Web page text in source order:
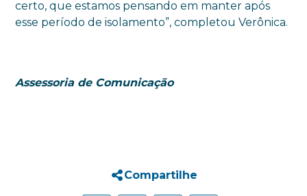
certo, que estamos pensando em manter após
esse período de isolamento”, completou Verônica.
Assessoria de Comunicação
Compartilhe